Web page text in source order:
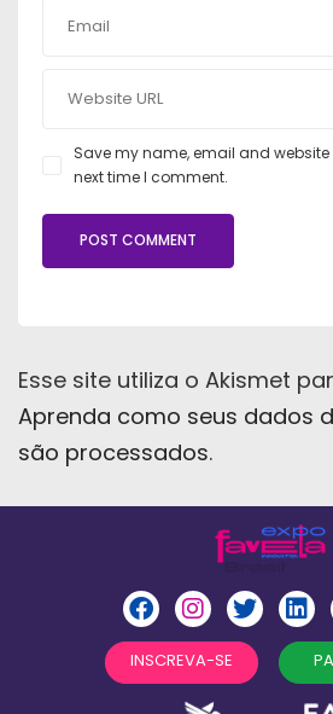
Save my name, email and website
next time I comment.
Esse site utiliza o Akismet
Aprenda como seus dados
são processados.
INSCREVA-SE